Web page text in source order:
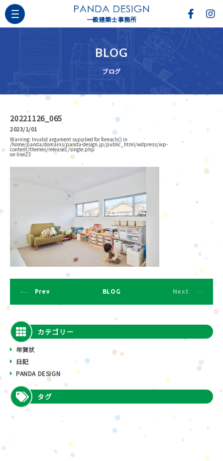
一級建築士事務所
BLOG
ブログ
20221126_065
2023/1/01
Warning: Invalid argument supplied for foreach() in
/home/panda/domains/panda-design.jp/public_html/wdpress/wp-
content/themes/release1/single.php
on line23
Prev BLOG Next
カテゴリー
年賀状
日記
PANDA DESIGN
タグ